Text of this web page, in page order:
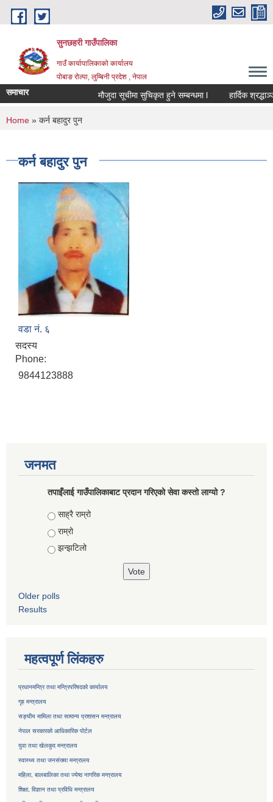
Skip to main content
सुनछहरी गाउँपालिका
गाउँ कार्यापालिकाको कार्यालय
पोबाङ रोल्पा, लुम्बिनी प्रदेश , नेपाल
समाचार मौजुदा सूचीमा सुचिकृत हुने सम्बन्धमा l हार्दिक श्रद्धाञ्जली
You are here
Home » कर्न बहादुर पुन
कर्न बहादुर पुन
वडा नं. ६
सदस्य
Phone:
9844123888
जनमत
तपाइँलाई गाउँपालिकाबाट प्रदान गरिएको सेवा कस्तो लाग्यो ?
Choices
साह्रै राम्रो
राम्रो
झन्झटिलो
Older polls
Results
महत्वपूर्ण लिंकहरु
प्रधानमन्त्रि तथा मन्त्रिपरिषदको कार्यालय
गृह मन्त्रालय
सङ्घीय मामिला तथा सामान्य प्रशासन मन्त्रालय
नेपाल सरकारको आधिकारिक पोर्टल
युवा तथा खेलकुद मन्त्रालय
स्वास्थ्य तथा जनसंख्या मन्त्रालय
महिला, बालबालिका तथा ज्येष्ठ नागरिक मन्त्रालय
शिक्षा, विज्ञान तथा प्रविधि मन्त्रालय